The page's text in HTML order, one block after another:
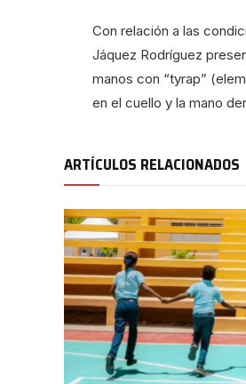
Con relación a las
Jáquez Rodríguez
manos con “tyrap”
en el cuello y la mano
ARTÍCULOS RELACIONADOS